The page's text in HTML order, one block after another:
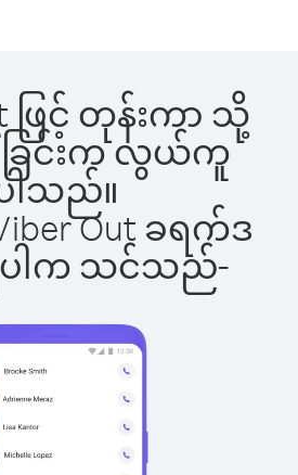
ဖြင့် တုန်းကာ သို့
ခြင်းက လွယ်ကူ
ါသည်။
Out ခရက်ဒ
ရှိပါက သင်သည်-